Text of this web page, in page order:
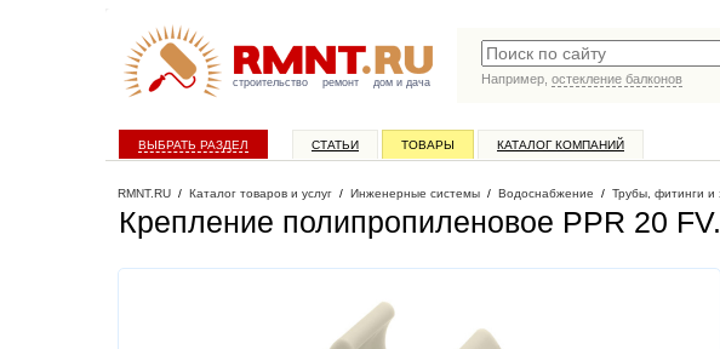
строительство ремонт дом и дача
Например, остекление балконов
ВЫБРАТЬ РАЗДЕЛ СТАТЬИ ТОВАРЫ КАТАЛОГ КОМПАНИЙ
RMNT.RU / Каталог товаров и услуг / Инженерные системы / Водоснабжение / Трубы, фитинги и
Крепление полипропиленовое PPR 20 FV